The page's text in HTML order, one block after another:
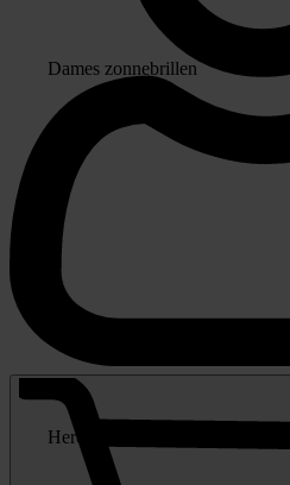
Dames zonnebrillen
Heren zonnebrillen